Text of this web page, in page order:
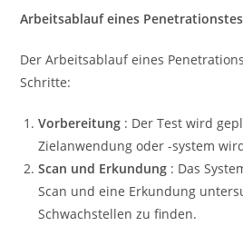
Arbeitsablauf eines
Der Arbeitsablauf eines
Schritte:
Vorbereitung : Der Test wird
Zielanwendung oder -system
Scan und Erkundung : Das
Scan und eine Erkundung
Schwachstellen zu finden.